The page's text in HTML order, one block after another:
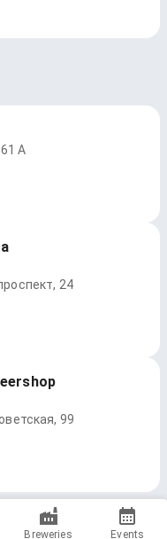
А
24
99
Breweries Events